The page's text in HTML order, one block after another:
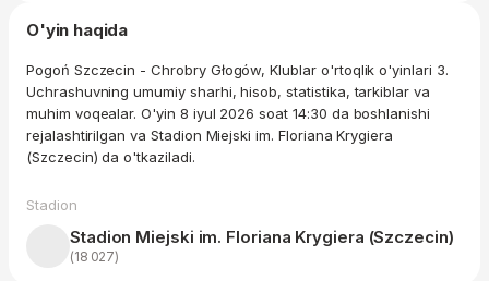
O'yin haqida
Pogoń Szczecin - Chrobry Głogów, Klublar o'rtoqlik o'yinlari 3.
Uchrashuvning umumiy sharhi, hisob, statistika, tarkiblar va
muhim voqealar. O'yin 8 iyul 2026 soat 14:30 da boshlanishi
rejalashtirilgan va Stadion Miejski im. Floriana Krygiera
(Szczecin) da o'tkaziladi.
Stadion
Stadion Miejski im. Floriana Krygiera (Szczecin)
(18 027)